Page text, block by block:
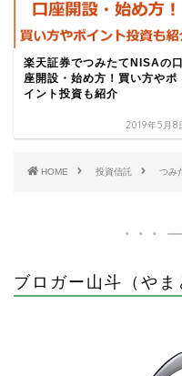
楽天証券でつみたてNISAの口
座開設・始め方！買い方やポ
イント投資も紹介
2019年5月8
HOME 投資信託 つみ
ブロガー山斗（やま